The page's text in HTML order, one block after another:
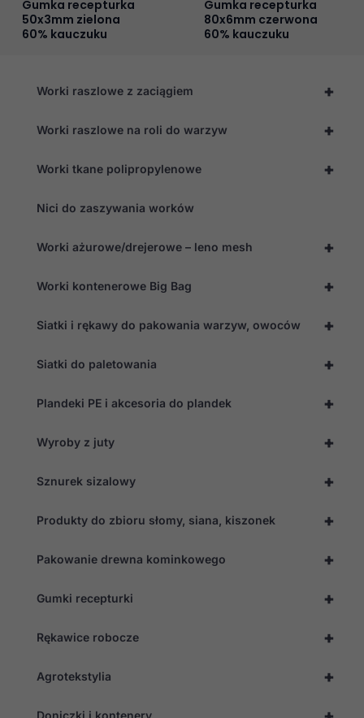
+
Worki raszlowe z zaciągiem
+
Worki raszlowe na roli do warzyw
+
Worki tkane polipropylenowe
Nici do zaszywania worków
+
Worki ażurowe/drejerowe – leno mesh
+
Worki kontenerowe Big Bag
+
Siatki i rękawy do pakowania warzyw, owoców
+
Siatki do paletowania
+
Plandeki PE i akcesoria do plandek
+
Wyroby z juty
+
Sznurek sizalowy
+
Produkty do zbioru słomy, siana, kiszonek
+
Pakowanie drewna kominkowego
+
Gumki recepturki
+
Rękawice robocze
+
Agrotekstylia
Doniczki i kontenery
Gumka recepturka
50x3mm zielona
60% kauczuku
Gumka recepturka
80x6mm czerwona
60% kauczuku